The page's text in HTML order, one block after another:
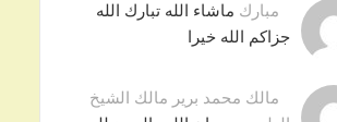
مبارك ماشاء الله تبارك الله
جزاكم الله خيرا
مالك محمد برير مالك الشيخ